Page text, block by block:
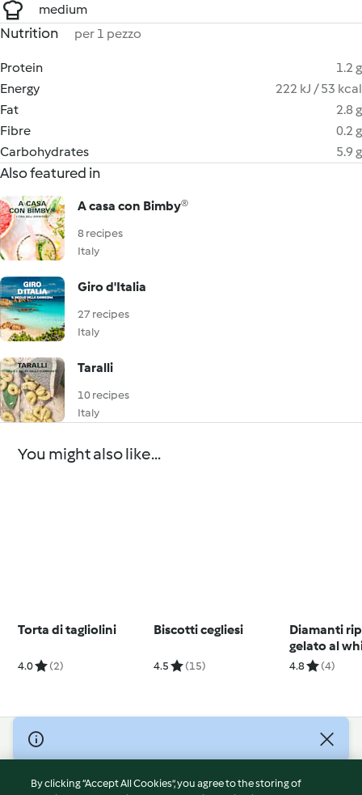
medium
Nutrition per 1 pezzo
Protein
1.2 g
Energy
222 kJ / 53 kcal
Fat
2.8 g
Fibre
0.2 g
Carbohydrates
5.9 g
Also featured in
A casa con Bimby®
8 recipes
Italy
Giro d'Italia
27 recipes
Italy
Taralli
10 recipes
Italy
You might also like...
Torta di tagliolini
4.0 (2)
Biscotti cegliesi
4.5 (15)
Diamanti
gelato al
4.8 (4)
© Copyright 2026
Terms of Service
By clicking “Accept All Cookies”, you agree to the storing of